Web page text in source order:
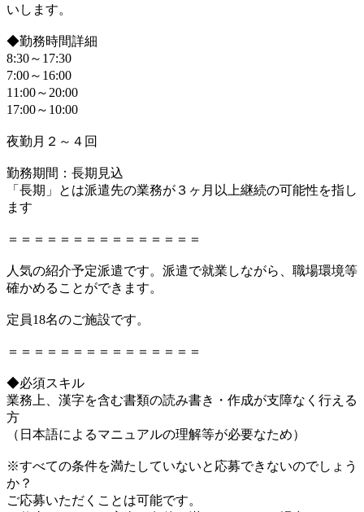
いします。
◆勤務時間詳細
8:30～17:30
7:00～16:00
11:00～20:00
17:00～10:00
夜勤月２～４回
勤務期間：長期見込
「長期」とは派遣先の業務が３ヶ月以上継続の可能性を指し
ます
＝＝＝＝＝＝＝＝＝＝＝＝＝＝＝
人気の紹介予定派遣です。派遣で就業しながら、職場環境等
確かめることができます。
定員18名のご施設です。
＝＝＝＝＝＝＝＝＝＝＝＝＝＝＝
◆必須スキル
業務上、漢字を含む書類の読み書き・作成が支障なく行える
方
（日本語によるマニュアルの理解等が必要なため）
※すべての条件を満たしていないと応募できないのでしょう
か？
ご応募いただくことは可能です。